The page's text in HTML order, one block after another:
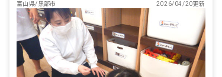
富山県/黒部市
2026/04/20更新